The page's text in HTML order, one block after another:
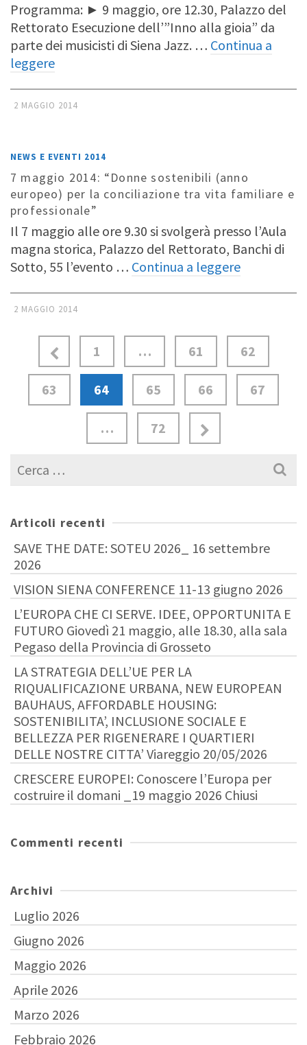
Programma: ► 9 maggio, ore 12.30, Palazzo del
Rettorato Esecuzione dell’”Inno alla gioia” da
parte dei musicisti di Siena Jazz. … Continua a
leggere
2 MAGGIO 2014
NEWS E EVENTI 2014
7 maggio 2014: “Donne sostenibili (anno
europeo) per la conciliazione tra vita familiare e
professionale”
Il 7 maggio alle ore 9.30 si svolgerà presso l’Aula
magna storica, Palazzo del Rettorato, Banchi di
Sotto, 55 l’evento … Continua a leggere
2 MAGGIO 2014
1 … 61 62
63 64 65 66 67
…
72
Cerca
per:
Articoli recenti
SAVE THE DATE: SOTEU 2026_ 16 settembre
2026
VISION SIENA CONFERENCE 11-13 giugno 2026
L’EUROPA CHE CI SERVE. IDEE, OPPORTUNITA E
FUTURO Giovedì 21 maggio, alle 18.30, alla sala
Pegaso della Provincia di Grosseto
LA STRATEGIA DELL’UE PER LA
RIQUALIFICAZIONE URBANA, NEW EUROPEAN
BAUHAUS, AFFORDABLE HOUSING:
SOSTENIBILITA’, INCLUSIONE SOCIALE E
BELLEZZA PER RIGENERARE I QUARTIERI
DELLE NOSTRE CITTA’ Viareggio 20/05/2026
CRESCERE EUROPEI: Conoscere l’Europa per
costruire il domani _19 maggio 2026 Chiusi
Commenti recenti
Archivi
Luglio 2026
Giugno 2026
Maggio 2026
Aprile 2026
Marzo 2026
Febbraio 2026